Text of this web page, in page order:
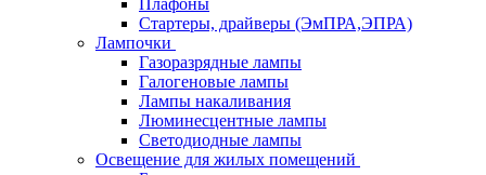
Стартеры, драйверы (ЭмПРА,ЭПРА)
Лампочки
Газоразрядные лампы
Галогеновые лампы
Лампы накаливания
Люминесцентные лампы
Светодиодные лампы
Освещение для жилых помещений